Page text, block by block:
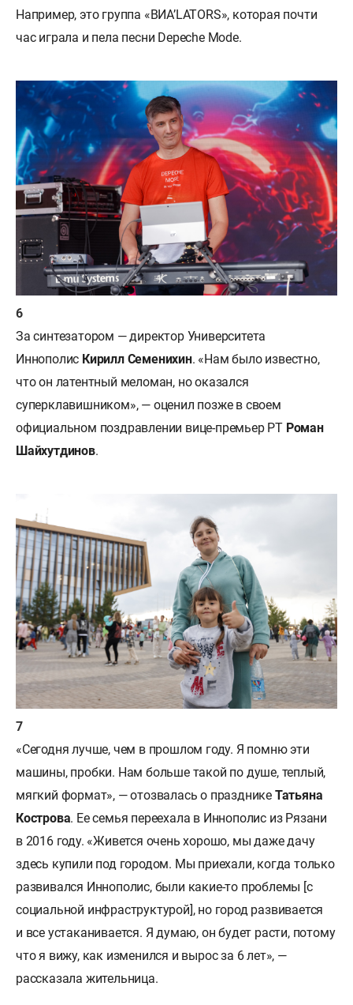
Например, это группа «ВИА’LATORS», которая почти
час играла и пела песни Depeche Mode.
За синтезатором — директор Университета
Иннополис Кирилл Семенихин. «Нам было известно,
что он латентный меломан, но оказался
суперклавишником», — оценил позже в своем
официальном поздравлении вице-премьер РТ Роман
Шайхутдинов.
«Сегодня лучше, чем в прошлом году. Я помню эти
машины, пробки. Нам больше такой по душе, теплый,
мягкий формат», — отозвалась о празднике Татьяна
Кострова. Ее семья переехала в Иннополис из Рязани
в 2016 году. «Живется очень хорошо, мы даже дачу
здесь купили под городом. Мы приехали, когда только
развивался Иннополис, были какие-то проблемы [с
социальной инфраструктурой], но город развивается
и все устаканивается. Я думаю, он будет расти, потому
что я вижу, как изменился и вырос за 6 лет», —
рассказала жительница.